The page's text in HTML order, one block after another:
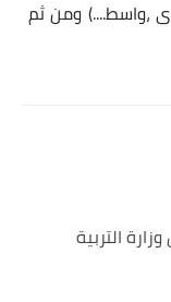
،واسط....) ومن ثم
التربية